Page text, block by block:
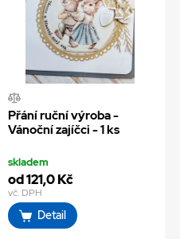
Přání ruční výroba -
Vánoční zajíčci - 1 ks
skladem
od 121,0 Kč
vč. DPH
Detail